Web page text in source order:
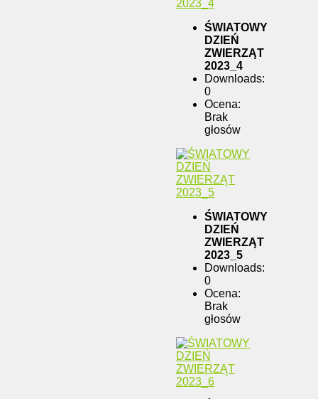
ŚWIATOWY
DZIEŃ
ZWIERZĄT
2023_4
Downloads:
0
Ocena:
Brak
głosów
ŚWIATOWY
DZIEŃ
ZWIERZĄT
2023_5
Downloads:
0
Ocena:
Brak
głosów